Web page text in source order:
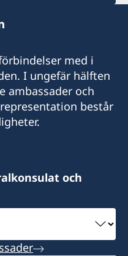
med i
I ungefär hälften
ambassader och
består
och